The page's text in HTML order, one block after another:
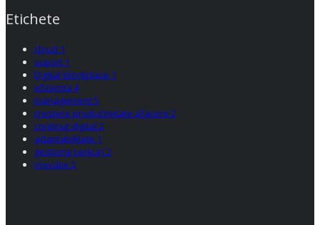
Etichete
cloud 1
suport 1
Digital Workplace 1
eficienta 4
management5
crestere productivitate afacere 2
continut digital 2
adaptabilitate 1
gestiune taskuri 2
inovatie 2